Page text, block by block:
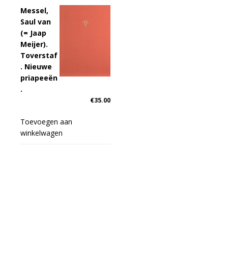
Messel,
Saul van
(= Jaap
Meijer).
Toverstaf
. Nieuwe
priapeeën
.
€35.00
Toevoegen aan
winkelwagen